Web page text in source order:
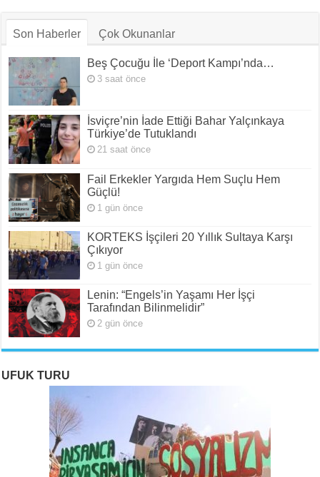
Son Haberler Çok Okunanlar
Beş Çocuğu İle ‘Deport Kampı’nda…
3 saat önce
İsviçre’nin İade Ettiği Bahar Yalçınkaya
Türkiye’de Tutuklandı
21 saat önce
Fail Erkekler Yargıda Hem Suçlu Hem
Güçlü!
1 gün önce
KORTEKS İşçileri 20 Yıllık Sultaya Karşı
Çıkıyor
1 gün önce
Lenin: “Engels’in Yaşamı Her İşçi
Tarafından Bilinmelidir”
2 gün önce
UFUK TURU